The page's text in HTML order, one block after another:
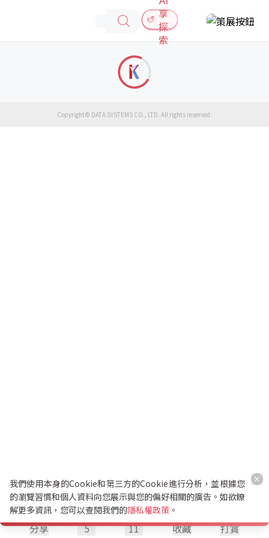
享
探
索
分享 5 11 收藏 打賞
Copyright© DATA SYSTEMS CO., LTD. All rights reserved.
我們使用本身的Cookie和第三方的Cookie進行分析，並根據您
的瀏覽習慣和個人資料向您展示與您的偏好相關的廣告。如欲瞭
解更多資訊，您可以查閱我們的隱私權政策 。